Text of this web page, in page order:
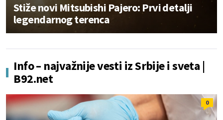
Stiže novi Mitsubishi Pajero: Prvi detalji
legendarnog terenca
Info – najvažnije vesti iz Srbije i sveta |
B92.net
0